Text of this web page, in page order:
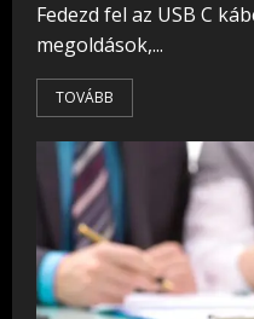
Fedezd fel az USB C
megoldások,...
TOVÁBB